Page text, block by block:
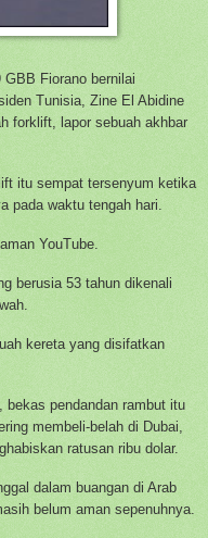
Fiorano bernilai
Tunisia, Zine El Abidine
forklift, lapor sebuah akhbar
itu sempat tersenyum ketika
pada waktu tengah hari.
YouTube.
berusia 53 tahun dikenali
kereta yang disifatkan
bekas pendandan rambut itu
membeli-belah di Dubai,
ratusan ribu dolar.
dalam buangan di Arab
belum aman sepenuhnya.